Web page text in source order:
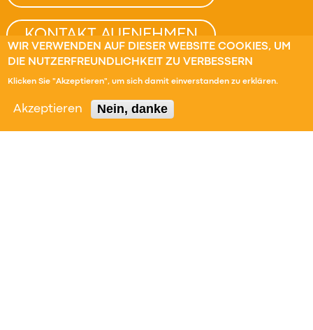
WIR VERWENDEN AUF DIESER WEBSITE COOKIES, UM
DIE NUTZERFREUNDLICHKEIT ZU VERBESSERN
Klicken Sie "Akzeptieren", um sich damit einverstanden zu erklären.
Akzeptieren Nein, danke
KONTAKT AUFNEHMEN
NAVIGATION
AKTUELLES
INFORMATIONEN
IMPRESSUM